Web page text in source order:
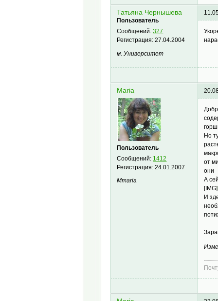
Татьяна Чернышева
Пользователь
Сообщений:327
Регистрация:27.04.2004
м. Университет
Maria
Пользователь
Сообщений: 1412
Регистрация:24.01.2007
Mmaria
Но
от
они
А
[IMG]
И